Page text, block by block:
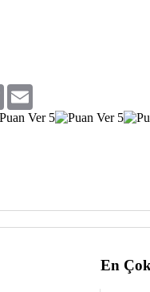
Copy
Link
En